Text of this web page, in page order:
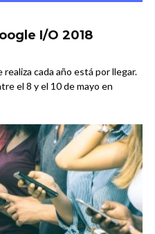
I/O 2018
cada año está por llegar.
el 8 y el 10 de mayo en